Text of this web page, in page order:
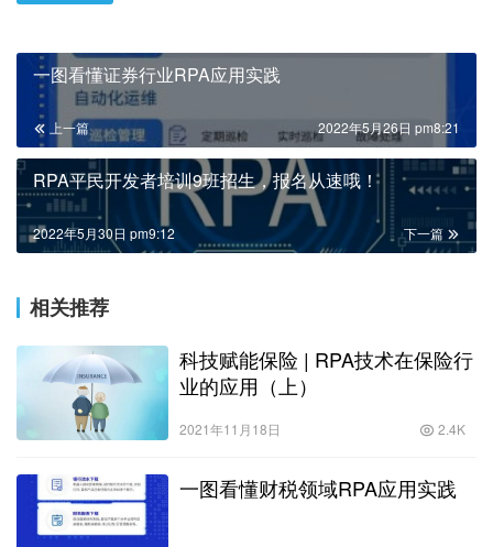
一图看懂证券行业RPA应用实践
上一篇 2022年5月26日 pm8:21
RPA平民开发者培训9班招生，报名从速哦！
下一篇
2022年5月30日 pm9:12
相关推荐
科技赋能保险 | RPA技术在保险行
业的应用（上）
2021年11月18日 2.4K
一图看懂财税领域RPA应用实践